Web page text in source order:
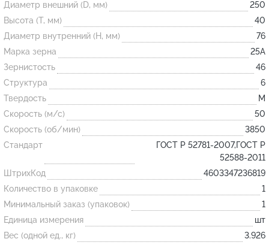
Огнеупорные
изделия
Скачать каталог
Тигель
Муфель
Черпак
Шербер
Трубка
Стержень
Пробка
Подставка
Лодочка
Диаметр внешний (D, мм)
250
Высота (T, мм)
40
Диаметр внутренний (H, мм)
76
Марка зерна
25А
Зернистость
46
Структура
6
Твердость
M
Скорость (м/с)
50
Скорость (об/мин)
3850
Стандарт
ГОСТ Р 52781-2007,ГОСТ Р
52588-2011
ШтрихКод
4603347236819
Количество в упаковке
1
Минимальный заказ (упаковок)
1
Единица измерения
шт
Вес (одной ед., кг)
3.926